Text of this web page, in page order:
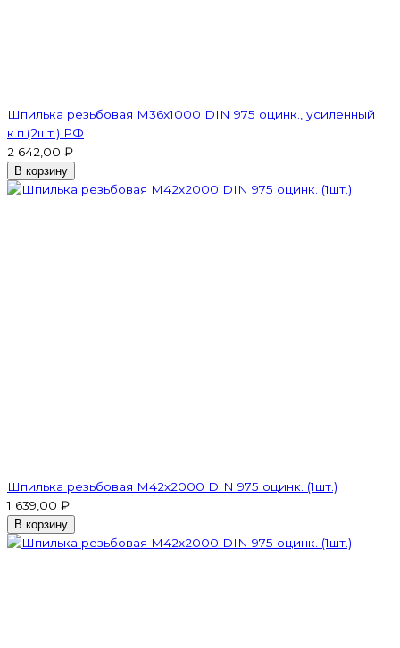
Шпилька резьбовая M36x1000 DIN 975 оцинк., усиленный
к.п.(2шт.) РФ
2 642,00 ₽
В корзину
Шпилька резьбовая M42x2000 DIN 975 оцинк. (1шт.)
1 639,00 ₽
В корзину